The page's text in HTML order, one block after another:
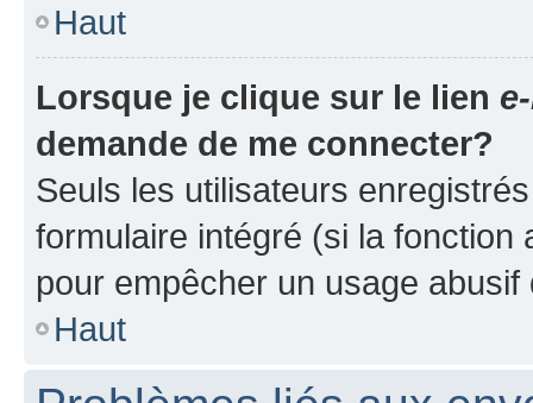
Haut
Lorsque je clique sur le lien
demande de me connecter?
Seuls les utilisateurs
formulaire intégré (si la fonction
pour empêcher un usage
Haut